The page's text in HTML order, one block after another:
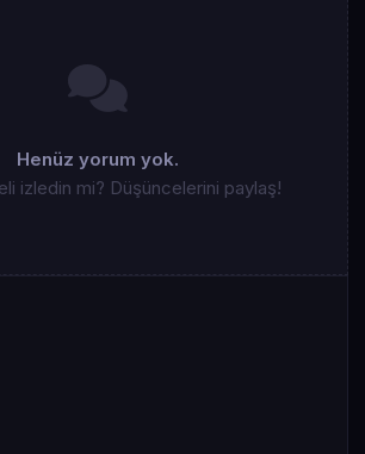
Henüz yorum yok.
izledin mi? Düşüncelerini paylaş!